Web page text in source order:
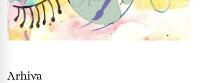
Arhiva